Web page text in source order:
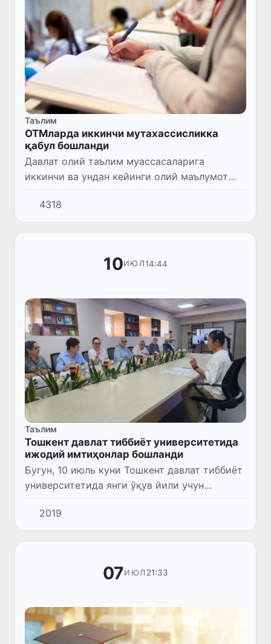
Таълим
ОТМларда иккинчи мутахассисликка
қабул бошланди
Давлат олий таълим муассасаларига
иккинчи ва ундан кейинги олий маълумот
бўйича ўқишга кириш учун ҳужжатларни
қабул қилиш бошланди.
4318
10ИЮЛ14:44
Таълим
Тошкент давлат тиббиёт университетида
ижодий имтиҳонлар бошланди
Бугун, 10 июль куни Тошкент давлат тиббиёт
университетида янги ўқув йили учун
«Махсус педагогика: сурдотаржимонлик
фаолияти» йўналиши бўйича ижодий
(касбий) имтиҳонлар старт олди.
2019
07ИЮЛ 21:33